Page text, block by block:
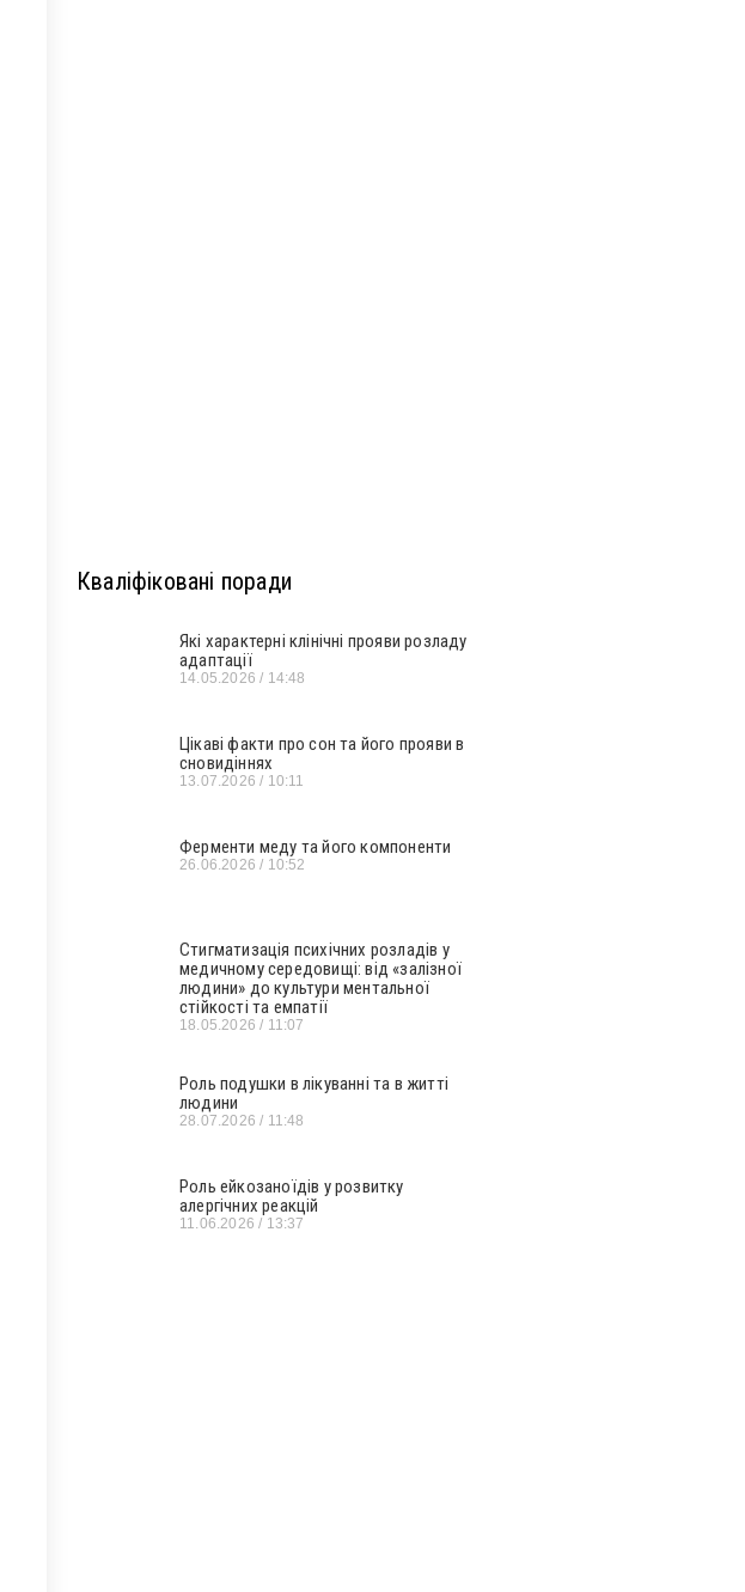
Кваліфіковані поради
Які характерні клінічні прояви розладу
адаптації
14.05.2026 14:48
Цікаві факти про сон та його прояви в
сновидіннях
13.07.2026 10:11
Ферменти меду та його компоненти
26.06.2026 10:52
Стигматизація психічних розладів у
медичному середовищі: від «залізної
людини» до культури ментальної
стійкості та емпатії
18.05.2026 11:07
Роль подушки в лікуванні та в житті
людини
28.07.2026 11:48
Роль ейкозаноїдів у розвитку
алергічних реакцій
11.06.2026 13:37